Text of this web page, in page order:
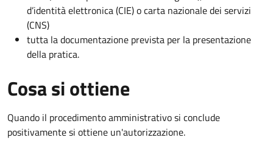
d’identità elettronica (CIE) o carta nazionale dei servizi
(CNS)
tutta la documentazione prevista per la presentazione
della pratica.
Cosa si ottiene
Quando il procedimento amministrativo si conclude
positivamente si ottiene un'autorizzazione.